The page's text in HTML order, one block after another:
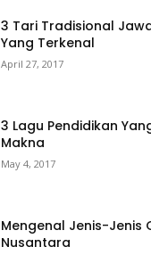
3 Tari Tradisional
Yang Terkenal
April 27, 2017
3 Lagu Pendidikan
Makna
May 4, 2017
Mengenal Jenis-Jenis
Nusantara